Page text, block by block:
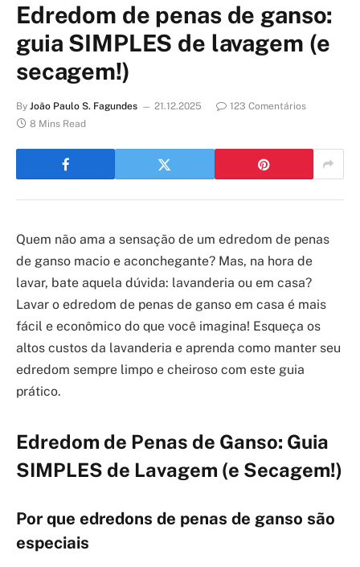
Edredom de penas de ganso:
guia SIMPLES de lavagem (e
secagem!)
By João Paulo S. Fagundes 21.12.2025
123 Comentários
8 Mins Read
Quem não ama a sensação de um edredom de penas
de ganso macio e aconchegante? Mas, na hora de
lavar, bate aquela dúvida: lavanderia ou em casa?
Lavar o edredom de penas de ganso em casa é mais
fácil e econômico do que você imagina! Esqueça os
altos custos da lavanderia e aprenda como manter seu
edredom sempre limpo e cheiroso com este guia
prático.
Edredom de Penas de Ganso: Guia
SIMPLES de Lavagem (e Secagem!)
Por que edredons de penas de ganso são
especiais